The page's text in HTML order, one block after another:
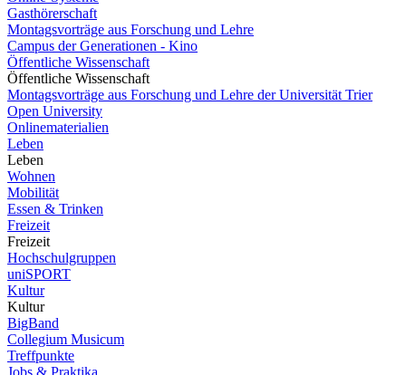
Gasthörerschaft
Montagsvorträge aus Forschung und Lehre
Campus der Generationen - Kino
Öffentliche Wissenschaft
Öffentliche Wissenschaft
Montagsvorträge aus Forschung und Lehre der Universität Trier
Open University
Onlinematerialien
Leben
Leben
Wohnen
Mobilität
Essen & Trinken
Freizeit
Freizeit
Hochschulgruppen
uniSPORT
Kultur
Kultur
BigBand
Collegium Musicum
Treffpunkte
Jobs & Praktika